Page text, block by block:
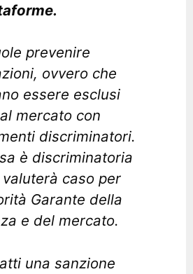
prevenire
ovvero che
essere esclusi
mercato con
discriminatori.
è discriminatoria
caso per
Garante della
e del mercato.
una sanzione